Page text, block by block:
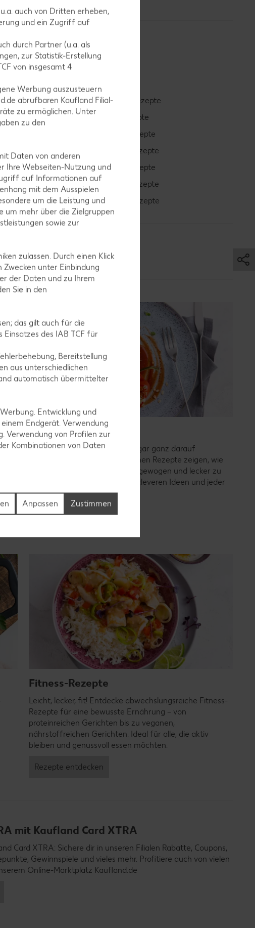
Smoothie-Rezepte
Bowle-Rezepte
Cocktail-Rezepte
Avocado-Rezepte
Erdbeer-Rezepte
Blaubeer-Rezepte
Bananen-Rezepte
Vegetarische Rezepte
Weniger Fleisch essen oder sogar ganz darauf
verzichten? Unsere vegetarischen Rezepte zeigen, wie
einfach es ist, ohne Fleisch ausgewogen und lecker zu
kochen – mit bunten Zutaten, cleveren Ideen und jeder
Menge Geschmack.
Rezepte entdecken
Fitness-Rezepte
Leicht, lecker, fit! Entdecke abwechslungsreiche Fitness-
Rezepte für eine bewusste Ernährung – von
proteinreichen Gerichten bis zu veganen,
nährstoffreichen Gerichten. Ideal für alle, die aktiv
bleiben und genussvoll essen möchten.
Rezepte entdecken
mit Kaufland Card XTRA
Card XTRA: Sichere dir in unseren Filialen Rabatte, Coupons,
Gewinnspiele und vieles mehr. Profitiere auch von vielen
Online-Marktplatz Kaufland.de
auch von Dritten erheben,
und ein Zugriff auf
durch Partner (u.a. als
zur Statistik-Erstellung
von insgesamt4
Werbung auszusteuern
abrufbaren Kaufland Filial-
zu ermöglichen. Unter
zu den
Daten von anderen
Ihre Webseiten-Nutzung und
auf Informationen auf
mit dem Ausspielen
um die Leistung und
um mehr über die Zielgruppen
sowie zur
zulassen. Durch einen Klick
Zwecken unter Einbindung
der Daten und zu Ihrem
Sie in den
das gilt auch für die
des IAB TCF für
Bereitstellung
aus unterschiedlichen
automatisch übermittelter
Entwicklung und
Endgerät. Verwendung
Verwendung von Profilen zur
Kombinationen von Daten
Zustimmen
Anpassen